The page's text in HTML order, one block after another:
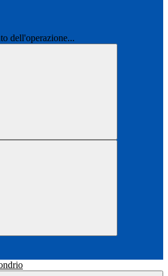
dell'operazione...